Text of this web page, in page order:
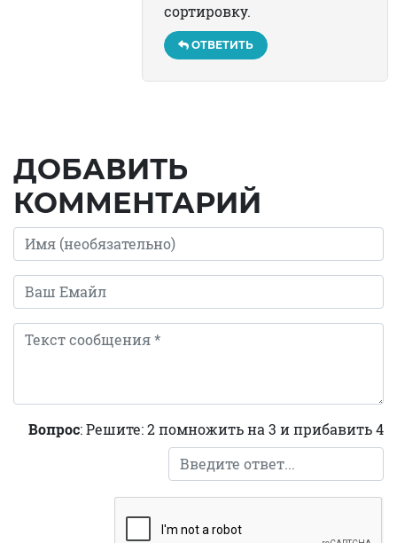
сортировку.
ОТВЕТИТЬ
ДОБАВИТЬ
КОММЕНТАРИЙ
Вопрос: Решите: 2 помножить на 3 и прибавить 4